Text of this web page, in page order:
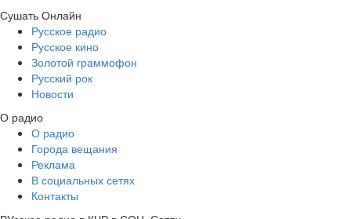
Сушать Онлайн
Русское радио
Русское кино
Золотой граммофон
Русский рок
Новости
О радио
О радио
Города вещания
Реклама
В социальных сетях
Контакты